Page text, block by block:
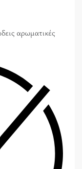
αρωματικές